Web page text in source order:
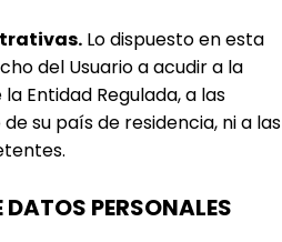
Lo dispuesto en esta
del Usuario a acudir a la
Entidad Regulada, a las
su país de residencia, ni a las
PERSONALES